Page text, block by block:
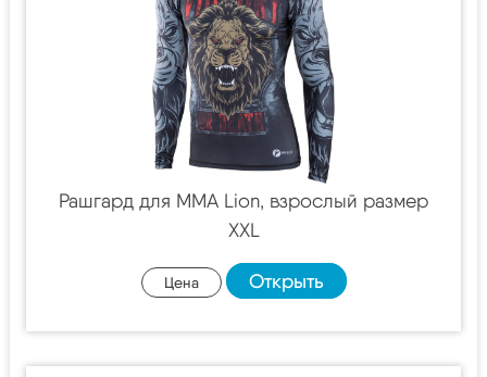
Рашгард для MMA Lion, взрослый размер
XXL
Цена Открыть